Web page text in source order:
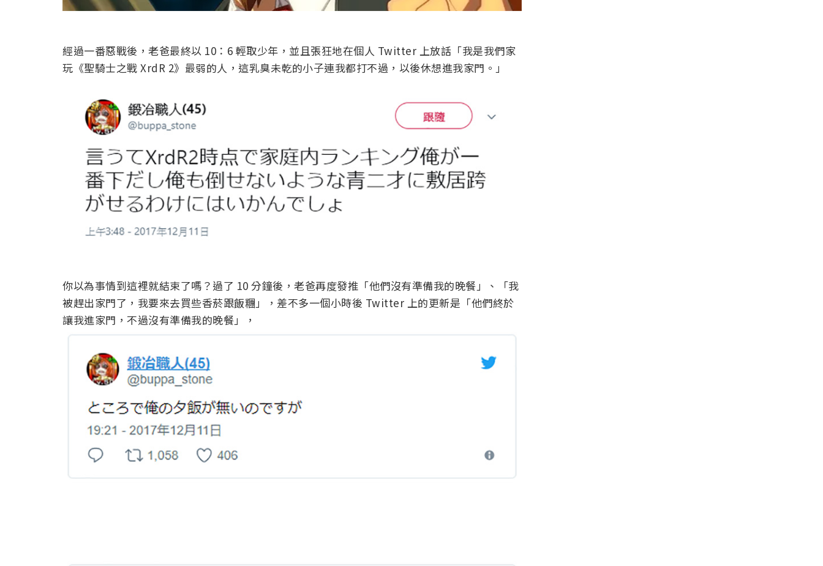
經過一番惡戰後，老爸最終以 10：6 輕取少年，並且張狂地在個人 Twitter 上放話「我是我們家
玩《聖騎士之戰 XrdR 2》最弱的人，這乳臭未乾的小子連我都打不過，以後休想進我家門。」
你以為事情到這裡就結束了嗎？過了 10 分鐘後，老爸再度發推「他們沒有準備我的晚餐」、「我
被趕出家門了，我要來去買些香菸跟飯糰」，差不多一個小時後 Twitter 上的更新是「他們終於
讓我進家門，不過沒有準備我的晚餐」，